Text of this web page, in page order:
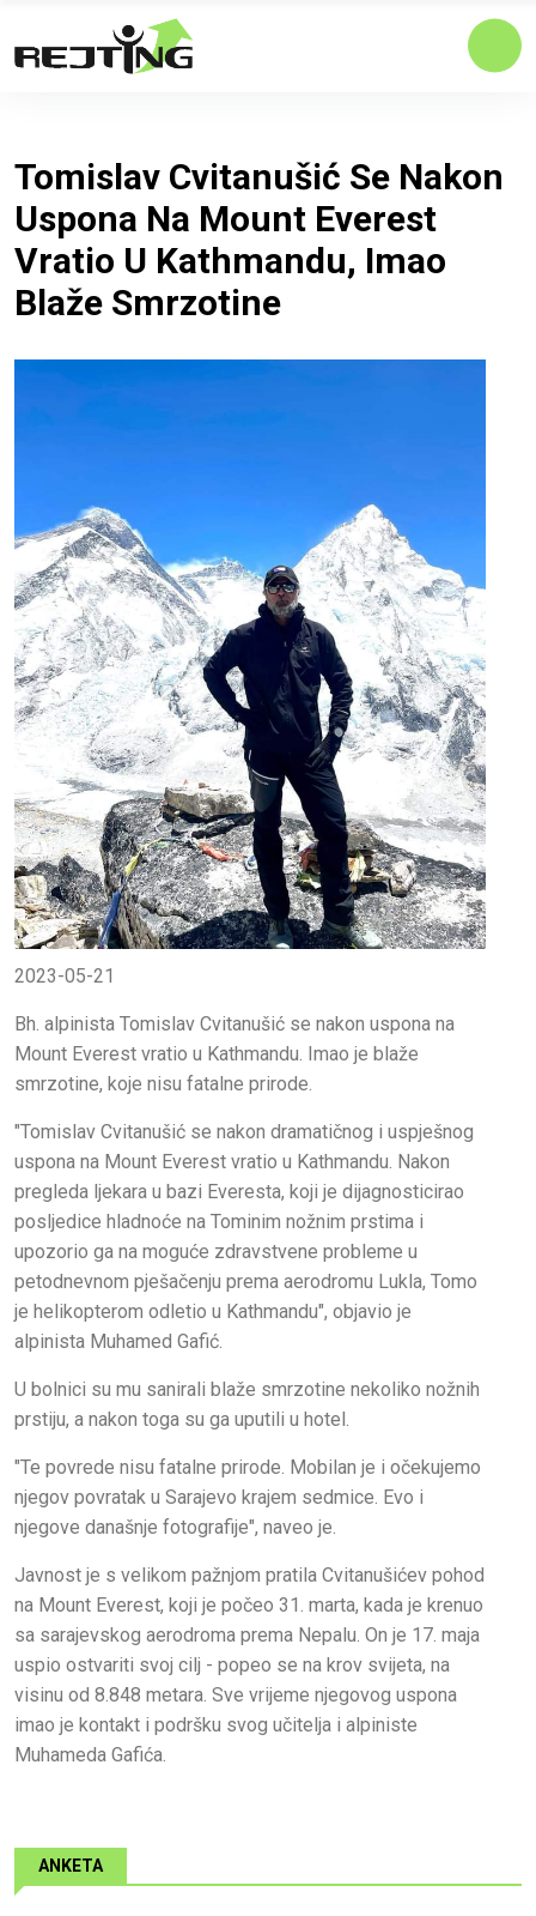
Tomislav Cvitanušić Se Nakon
Uspona Na Mount Everest
Vratio U Kathmandu, Imao
Blaže Smrzotine
2023-05-21
Bh. alpinista Tomislav Cvitanušić se nakon uspona na
Mount Everest vratio u Kathmandu. Imao je blaže
smrzotine, koje nisu fatalne prirode.
"Tomislav Cvitanušić se nakon dramatičnog i uspješnog
uspona na Mount Everest vratio u Kathmandu. Nakon
pregleda ljekara u bazi Everesta, koji je dijagnosticirao
posljedice hladnoće na Tominim nožnim prstima i
upozorio ga na moguće zdravstvene probleme u
petodnevnom pješačenju prema aerodromu Lukla, Tomo
je helikopterom odletio u Kathmandu", objavio je
alpinista Muhamed Gafić.
U bolnici su mu sanirali blaže smrzotine nekoliko nožnih
prstiju, a nakon toga su ga uputili u hotel.
"Te povrede nisu fatalne prirode. Mobilan je i očekujemo
njegov povratak u Sarajevo krajem sedmice. Evo i
njegove današnje fotografije", naveo je.
Javnost je s velikom pažnjom pratila Cvitanušićev pohod
na Mount Everest, koji je počeo 31. marta, kada je krenuo
sa sarajevskog aerodroma prema Nepalu. On je 17. maja
uspio ostvariti svoj cilj - popeo se na krov svijeta, na
visinu od 8.848 metara. Sve vrijeme njegovog uspona
imao je kontakt i podršku svog učitelja i alpiniste
Muhameda Gafića.
ANKETA